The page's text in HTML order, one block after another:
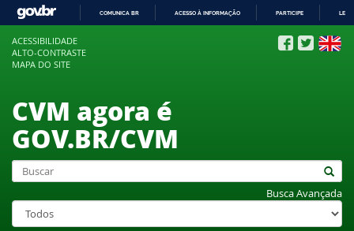
COMUNICA BR ACESSO À INFORMAÇÃO PARTICIPE
ACESSIBILIDADE
ALTO-CONTRASTE
MAPA DO SITE
CVM agora é
GOV.BR/CVM
Busca Avançada